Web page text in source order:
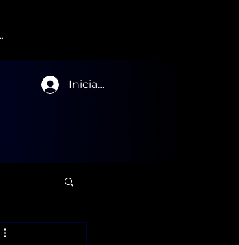
Iniciar sesión